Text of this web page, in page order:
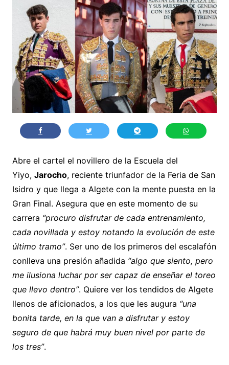
Abre el cartel el novillero de la Escuela del
Yiyo, Jarocho, reciente triunfador de la Feria de San
Isidro y que llega a Algete con la mente puesta en la
Gran Final. Asegura que en este momento de su
carrera “procuro disfrutar de cada entrenamiento,
cada novillada y estoy notando la evolución de este
último tramo”. Ser uno de los primeros del escalafón
conlleva una presión añadida “algo que siento, pero
me ilusiona luchar por ser capaz de enseñar el toreo
que llevo dentro”. Quiere ver los tendidos de Algete
llenos de aficionados, a los que les augura “una
bonita tarde, en la que van a disfrutar y estoy
seguro de que habrá muy buen nivel por parte de
los tres”.